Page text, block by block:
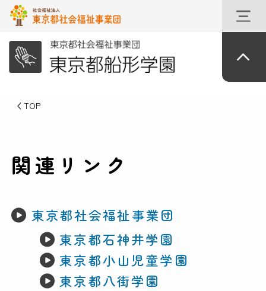
TOP
関連リンク
東京都社会福祉事業団
東京都石神井学園
東京都小山児童学園
東京都八街学園